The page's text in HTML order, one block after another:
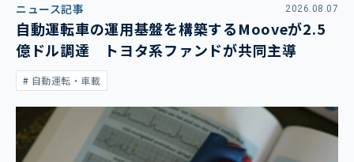
ニュース記事 2026.08.07
自動運転車の運用基盤を構築するMooveが2.5
億ドル調達 トヨタ系ファンドが共同主導
自動運転・車載